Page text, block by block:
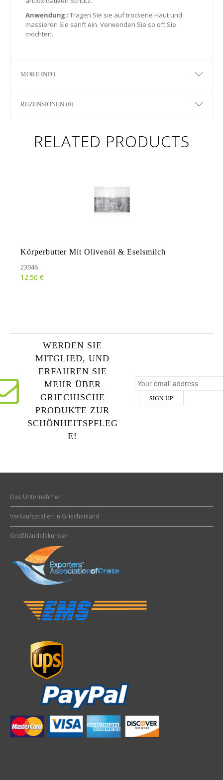
Anwendung : Tragen Sie sie auf trockene Haut und
massieren Sie sanft ein. Verwenden Sie so oft Sie
möchten.
MORE INFO
REZENSIONEN (0)
RELATED PRODUCTS
Körperbutter Mit Olivenöl & Eselsmilch
23046
12.50 €
WERDEN SIE
MITGLIED, UND
ERFAHREN SIE
MEHR ÜBER
GRIECHISCHE
PRODUKTE ZUR
SCHÖNHEITSPFLEG
E!
Das Unternehmen
Verkaufsstellen in Griechenland
Großhandelskunden